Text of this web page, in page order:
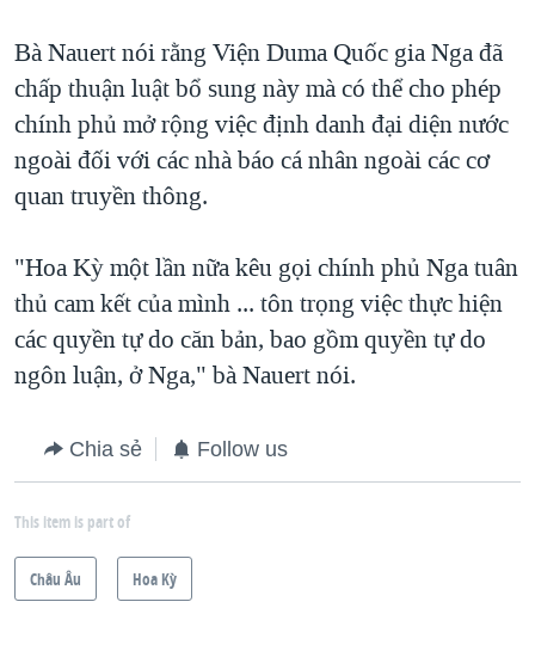
Bà Nauert nói rằng Viện Duma Quốc gia Nga đã
chấp thuận luật bổ sung này mà có thể cho phép
chính phủ mở rộng việc định danh đại diện nước
ngoài đối với các nhà báo cá nhân ngoài các cơ
quan truyền thông.
"Hoa Kỳ một lần nữa kêu gọi chính phủ Nga tuân
thủ cam kết của mình ... tôn trọng việc thực hiện
các quyền tự do căn bản, bao gồm quyền tự do
ngôn luận, ở Nga," bà Nauert nói.
Chia sẻ Follow us
This item is part of
Châu Âu Hoa Kỳ